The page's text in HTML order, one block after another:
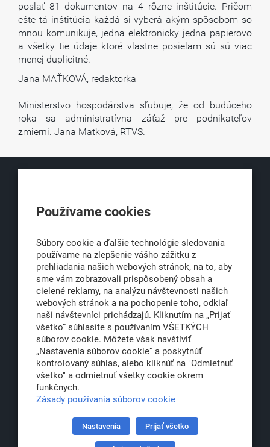
poslať 81 dokumentov na 4 rôzne inštitúcie. Pričom
ešte tá inštitúcia každá si vyberá akým spôsobom so
mnou komunikuje, jedna elektronicky jedna papierovo
a všetky tie údaje ktoré vlastne posielam sú sú viac
menej duplicitné.
Jana MAŤKOVÁ, redaktorka
——————–
Ministerstvo hospodárstva sľubuje, že od budúceho
roka sa administratívna záťaž pre podnikateľov
zmierni. Jana Maťková, RTVS.
Obchodná 6
office@klub500.sk
+421 2 54 646 464
www.klub500.sk
Copyright: Klub 500, 2026
Všetky práva vyhradené
Právna informácia
Používame cookies
Súbory cookie a ďalšie technológie sledovania
používame na zlepšenie vášho zážitku z
prehliadania našich webových stránok, na to, aby
sme vám zobrazovali prispôsobený obsah a
cielené reklamy, na analýzu návštevnosti našich
webových stránok a na pochopenie toho, odkiaľ
naši návštevníci prichádzajú. Kliknutím na „Prijať
všetko“ súhlasíte s používaním VŠETKÝCH
súborov cookie. Môžete však navštíviť
„Nastavenia súborov cookie“ a poskytnúť
kontrolovaný súhlas, alebo kliknúť na "Odmietnuť
všetko" a odmietnuť všetky cookie okrem
funkčnych.
Zásady používania súborov cookie
Nastavenia Prijať všetko